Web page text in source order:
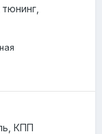
КПП